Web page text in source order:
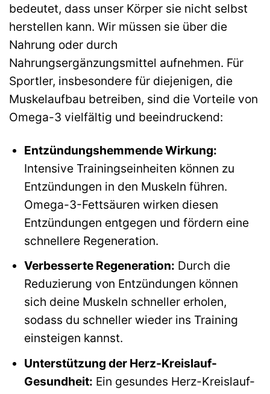
bedeutet, dass unser Körper sie nicht selbst
herstellen kann. Wir müssen sie über die
Nahrung oder durch
Nahrungsergänzungsmittel aufnehmen. Für
Sportler, insbesondere für diejenigen, die
Muskelaufbau betreiben, sind die Vorteile von
Omega-3 vielfältig und beeindruckend:
Entzündungshemmende Wirkung:
Intensive Trainingseinheiten können zu
Entzündungen in den Muskeln führen.
Omega-3-Fettsäuren wirken diesen
Entzündungen entgegen und fördern eine
schnellere Regeneration.
Verbesserte Regeneration: Durch die
Reduzierung von Entzündungen können
sich deine Muskeln schneller erholen,
sodass du schneller wieder ins Training
einsteigen kannst.
Unterstützung der Herz-Kreislauf-
Gesundheit: Ein gesundes Herz-Kreislauf-